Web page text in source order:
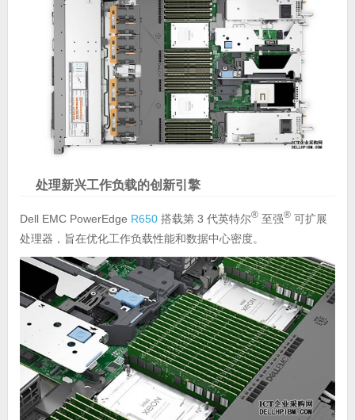
处理新兴工作负载的创新引擎
Dell EMC PowerEdge R650搭载第 3 代英特尔®至强®可扩展
处理器，旨在优化工作负载性能和数据中心密度。